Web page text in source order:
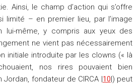
Ainsi, le champ d’action qui s’offre
limité – en premier lieu, par l’image
lui-même, y compris aux yeux des
ne vient pas nécessairement
initiale introduite par les clowns (« là
nos rires pouvaient bien
fondateur de CIRCA |10|) peut